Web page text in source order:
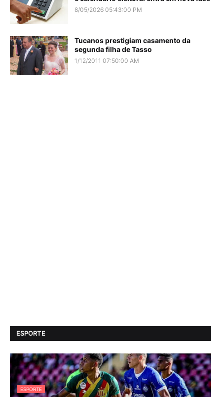
8/05/2026 05:43:00 PM
Tucanos prestigiam casamento da
segunda filha de Tasso
1/12/2011 07:50:00 AM
ESPORTE
ESPORTE